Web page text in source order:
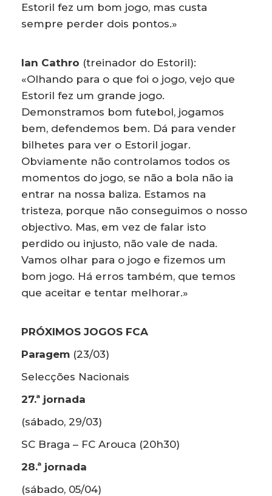
Estoril fez um bom jogo, mas custa
sempre perder dois pontos.»
Ian Cathro (treinador do Estoril):
«Olhando para o que foi o jogo, vejo que
Estoril fez um grande jogo.
Demonstramos bom futebol, jogamos
bem, defendemos bem. Dá para vender
bilhetes para ver o Estoril jogar.
Obviamente não controlamos todos os
momentos do jogo, se não a bola não ia
entrar na nossa baliza. Estamos na
tristeza, porque não conseguimos o nosso
objectivo. Mas, em vez de falar isto
perdido ou injusto, não vale de nada.
Vamos olhar para o jogo e fizemos um
bom jogo. Há erros também, que temos
que aceitar e tentar melhorar.»
PRÓXIMOS JOGOS FCA
Paragem (23/03)
Selecções Nacionais
27.ª jornada
(sábado, 29/03)
SC Braga – FC Arouca (20h30)
28.ª jornada
(sábado, 05/04)